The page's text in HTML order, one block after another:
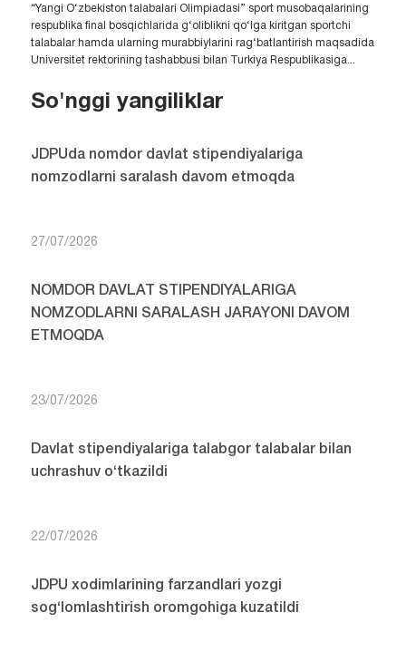
“Yangi O‘zbekiston talabalari Olimpiadasi” sport musobaqalarining
respublika final bosqichlarida g‘oliblikni qo‘lga kiritgan sportchi
talabalar hamda ularning murabbiylarini rag‘batlantirish maqsadida
Universitet rektorining tashabbusi bilan Turkiya Respublikasiga...
So'nggi yangiliklar
JDPUda nomdor davlat stipendiyalariga
nomzodlarni saralash davom etmoqda
27/07/2026
NOMDOR DAVLAT STIPENDIYALARIGA
NOMZODLARNI SARALASH JARAYONI DAVOM
ETMOQDA
23/07/2026
Davlat stipendiyalariga talabgor talabalar bilan
uchrashuv o‘tkazildi
22/07/2026
JDPU xodimlarining farzandlari yozgi
sog‘lomlashtirish oromgohiga kuzatildi